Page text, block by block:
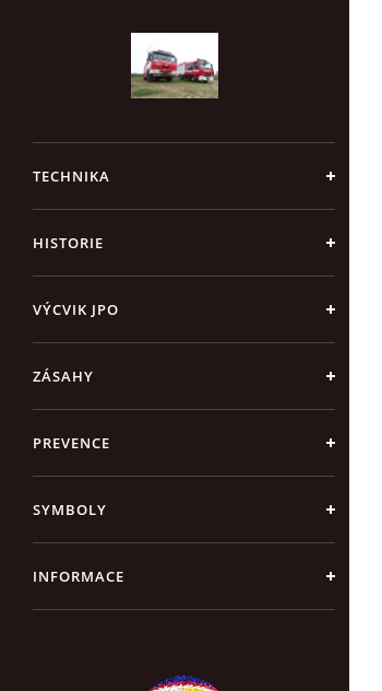
TECHNIKA
HISTORIE
VÝCVIK JPO
ZÁSAHY
PREVENCE
SYMBOLY
INFORMACE